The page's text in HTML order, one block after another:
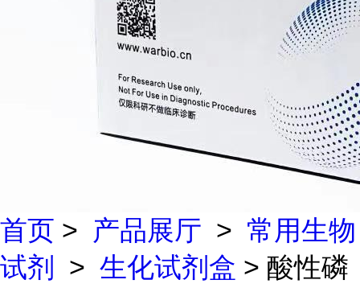
首页 > 产品展厅 > 常用生物
试剂 > 生化试剂盒 > 酸性磷